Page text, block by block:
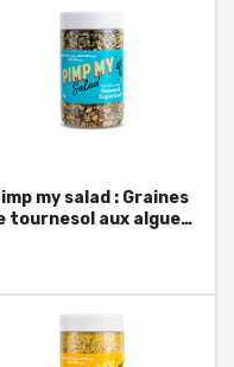
my salad : Graines
tournesol aux algues: